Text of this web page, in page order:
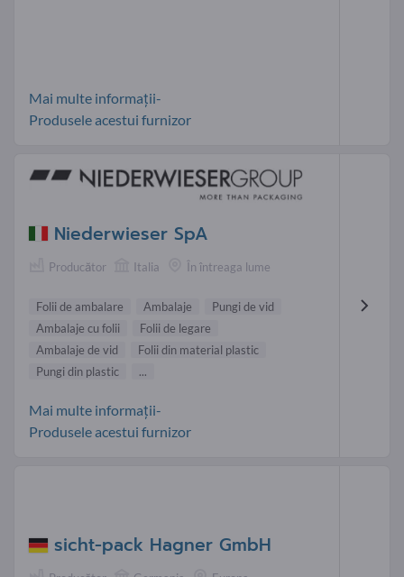
Mai multe informații-
Produsele acestui furnizor
Niederwieser SpA
Producător Italia În întreaga lume
Folii de ambalare Ambalaje
Pungi de vid
Ambalaje cu folii
Folii de legare
Ambalaje de vid
Folii din material plastic
Pungi din plastic
...
Mai multe informații-
Produsele acestui furnizor
sicht-pack Hagner GmbH